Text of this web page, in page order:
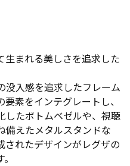
生まれる美しさを追求した
没入感を追求したフレーム
素をインテグレートし、
したボトムベゼルや、視聴
備えたメタルスタンドな
されたデザインがレグザの